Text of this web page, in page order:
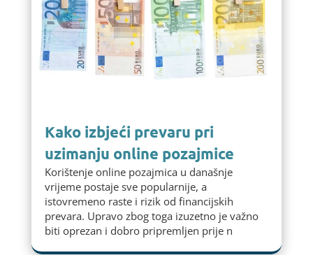
Kako izbjeći prevaru pri
uzimanju online pozajmice
Korištenje online pozajmica u današnje
vrijeme postaje sve popularnije, a
istovremeno raste i rizik od financijskih
prevara. Upravo zbog toga izuzetno je važno
biti oprezan i dobro pripremljen prije n